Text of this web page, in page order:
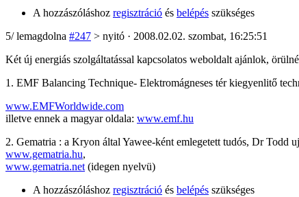
A hozzászóláshoz regisztráció és belépés szükséges
5/lemagdolna #247 > nyitó · 2008.02.02. szombat, 16:25:51
Két új energiás szolgáltatással kapcsolatos weboldalt ajánlok,
1. EMF Balancing Technique- Elektromágneses tér kiegyenlitő
www.EMFWorldwide.com
illetve ennek a magyar oldala: www.emf.hu
2. Gematria : a Kryon által Yawee-ként emlegetett tudós, Dr Todd
www.gematria.hu,
www.gematria.net (idegen nyelvü)
A hozzászóláshoz regisztráció és belépés szükséges